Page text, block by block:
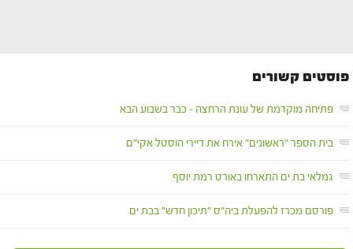
פוסטים קשורים
פתיחה מוקדמת של עונת הרחצה – כבר בשבוע הבא
בית הספר "ראשונים" אירח את דיירי הוסטל אקי"ם
גמלאי בת ים התארחו באורט רמת יוסף
פורסם מכרז להפעלת ביה"ס "תיכון חדש" בבת ים